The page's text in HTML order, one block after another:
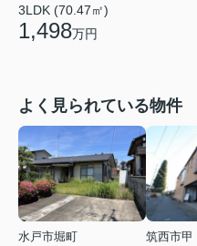
3LDK (70.47㎡)
1,498万円
よく見られている物件
水戸市堀町
筑西市甲